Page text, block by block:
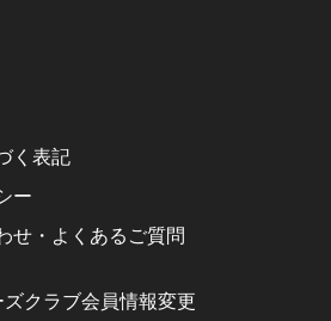
く表記
ー
せ・よくあるご質問
クラブ会員情報変更